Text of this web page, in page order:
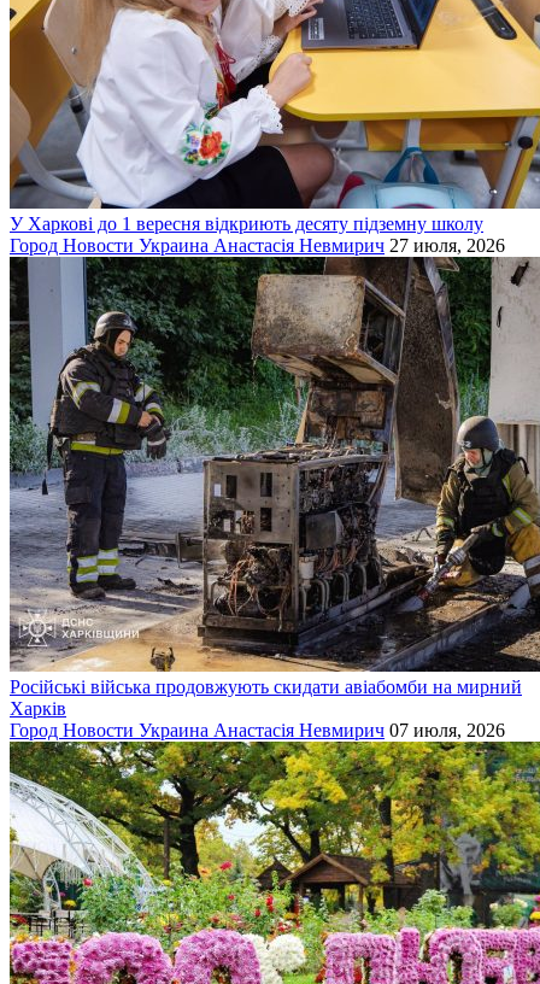
У Харкові до 1 вересня відкриють десяту підземну школу
Город Новости Украина Анастасія Невмирич 27 июля, 2026
Російські війська продовжують скидати авіабомби на мирний
Харків
Город Новости Украина Анастасія Невмирич 07 июля, 2026